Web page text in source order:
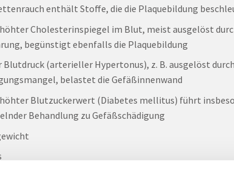
enthält Stoffe, die die Plaquebildung
Cholesterinspiegel im Blut, meist ausgelöst
begünstigt ebenfalls die Plaquebildung
Blutdruck (arterieller Hypertonus), z. B. ausgelöst durch
belastet die Gefäßinnenwand
Blutzuckerwert (Diabetes mellitus) führt
Behandlung zu Gefäßschädigung